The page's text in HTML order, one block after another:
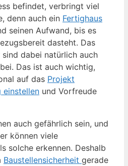
befindet, verbringt viel
denn auch ein Fertighaus
seinen Aufwand, bis es
dasteht. Das
dabei natürlich auch
Das ist auch wichtig,
auf das Projekt
einstellen und Vorfreude
auch gefährlich sein, und
können viele
solche erkennen. Deshalb
Baustellensicherheit gerade